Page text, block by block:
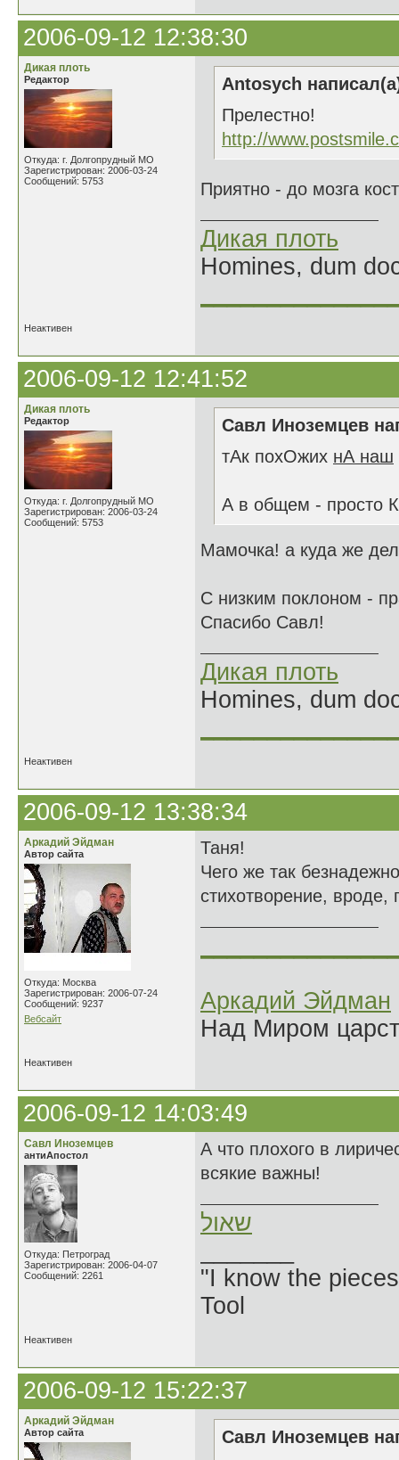
2006-09-12 12:38:30
Дикая плоть
Редактор
Откуда: г. Долгопрудный МО
Зарегистрирован: 2006-03-24
Сообщений: 5753
Antosych
Прелестно!
http://
Приятно - до мозга
Дикая плоть
Homines, dum
Неактивен
2006-09-12 12:41:52
Дикая плоть
Редактор
Откуда: г. Долгопрудный МО
Зарегистрирован: 2006-03-24
Сообщений: 5753
Савл Иноземцев
тАк похОжих нА наш
А в общем - просто
Мамочка! а куда же
С низким поклоном -
Спасибо Савл!
Дикая плоть
Homines, dum
Неактивен
2006-09-12 13:38:34
Аркадий Эйдман
Автор сайта
Откуда: Москва
Зарегистрирован: 2006-07-24
Сообщений: 9237
Вебсайт
Таня!
Чего же так
стихотворение,
Аркадий Эйдман
Над Миром
Неактивен
2006-09-12 14:03:49
Савл Иноземцев
антиАпостол
Откуда: Петроград
Зарегистрирован: 2006-04-07
Сообщений: 2261
А что плохого в
всякие важны!
שאול
"I know the
Tool
Неактивен
2006-09-12 15:22:37
Аркадий Эйдман
Автор сайта
Савл Иноземцев